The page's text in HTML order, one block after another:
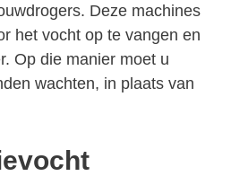
Deze machines
het vocht op te vangen en
Op die manier moet u
wachten, in plaats van